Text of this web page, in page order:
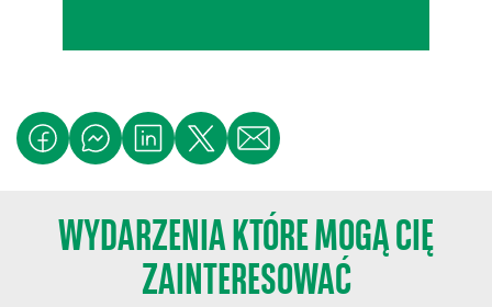
WYDARZENIA KTÓRE MOGĄ CIĘ
ZAINTERESOWAĆ
09
Ptak Expo
Międzynarodowe Branżowe Targi Żywności
BAKERY TECH POLAND - Branżowe Targi Technologii
i Sprzętu Piekarn…